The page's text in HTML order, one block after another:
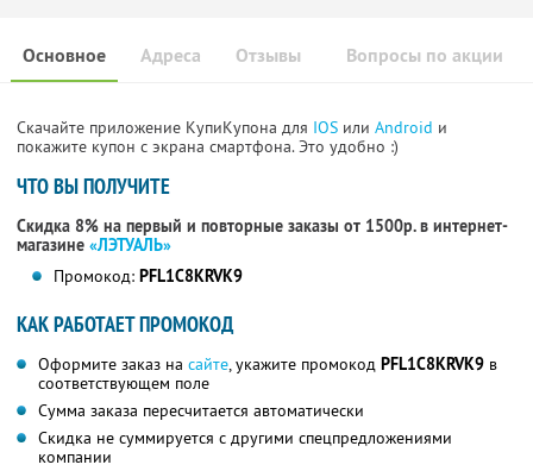
Основное Отзывы Вопросы по акции
Адреса
Скачайте приложение КупиКупона для IOS или Android и
покажите купон с экрана смартфона. Это удобно :)
ЧТО ВЫ ПОЛУЧИТЕ
Скидка 8% на первый и повторные заказы от 1500р. в интернет-
магазине «ЛЭТУАЛЬ»
Промокод: PFL1C8KRVK9
КАК РАБОТАЕТ ПРОМОКОД
Оформите заказ на сайте, укажите промокод PFL1C8KRVK9 в
соответствующем поле
Сумма заказа пересчитается автоматически
Скидка не суммируется с другими спецпредложениями
компании